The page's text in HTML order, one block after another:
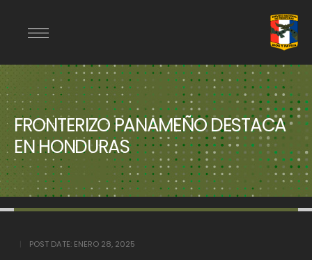
FRONTERIZO PANAMEÑO DESTACA
EN HONDURAS
POST DATE: ENERO 28, 2025